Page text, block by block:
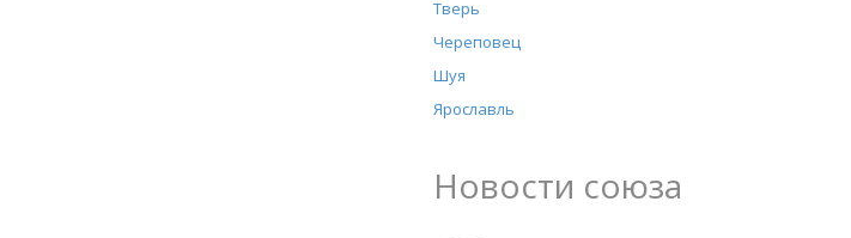
Тверь
Череповец
Шуя
Ярославль
Новости союза